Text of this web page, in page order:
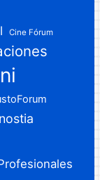
Cine Fórum